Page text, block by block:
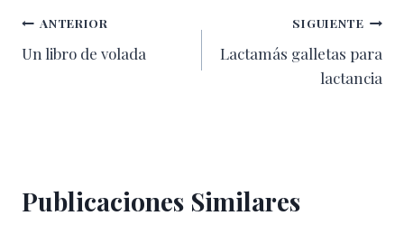
Navegación
de
ANTERIOR
Un libro de volada
SIGUIENTE
Lactamás galletas para
lactancia
Publicaciones Similares